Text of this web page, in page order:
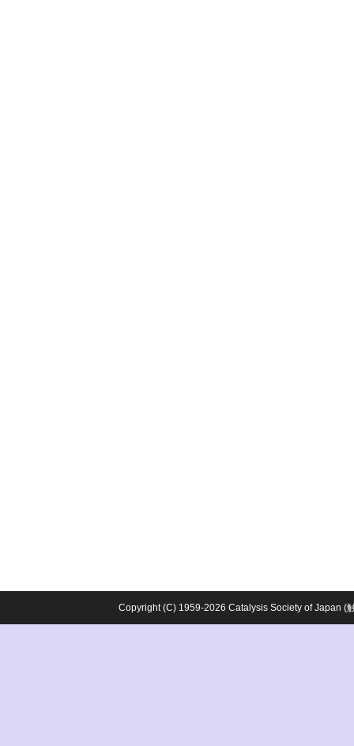
Copyright (C) 1959-2026 Catalysis Society of Japan (